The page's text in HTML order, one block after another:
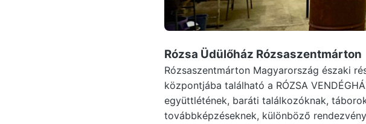
Rózsa Üdülőház Rózsaszentmárton
Rózsaszentmárton Magyarország északi
központjába található a RÓZSA
együttlétének, baráti találkozóknak,
továbbképzéseknek, különböző